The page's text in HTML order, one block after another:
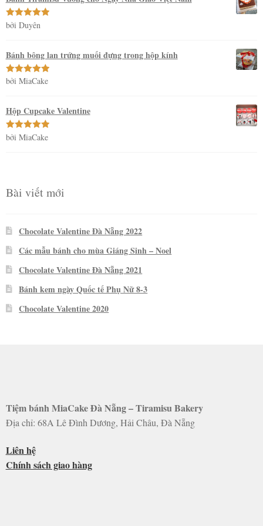
Được xếp
bởi Duyên
Bánh bông lan trứng muối đựng trong hộp kính
Được xếp
bởi MiaCake
Hộp Cupcake Valentine
Được xếp
bởi MiaCake
Bài viết mới
Chocolate Valentine Đà Nẵng 2022
Các mẫu bánh cho mùa Giáng Sinh – Noel
Chocolate Valentine Đà Nẵng 2021
Bánh kem ngày Quốc tế Phụ Nữ 8-3
Chocolate Valentine 2020
Tiệm bánh MiaCake Đà Nẵng – Tiramisu Bakery
Địa chỉ: 68A Lê Đình Dương, Hải Châu, Đà Nẵng
Liên hệ
Chính sách giao hàng